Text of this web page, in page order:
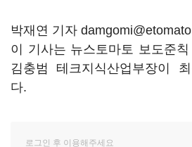
박재연 기자
이 기사는 뉴스토마토 보도준
김충범 테크지식산업부장이 최
다.